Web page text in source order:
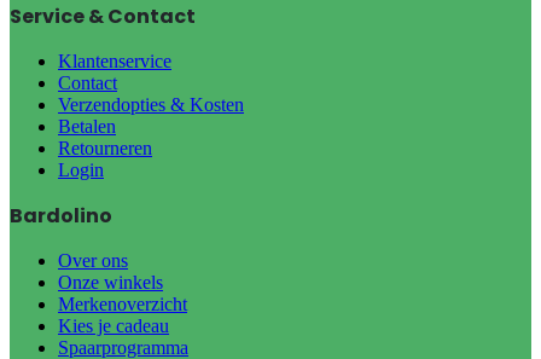
Service & Contact
Klantenservice
Contact
Verzendopties & Kosten
Betalen
Retourneren
Login
Bardolino
Over ons
Onze winkels
Merkenoverzicht
Kies je cadeau
Spaarprogramma